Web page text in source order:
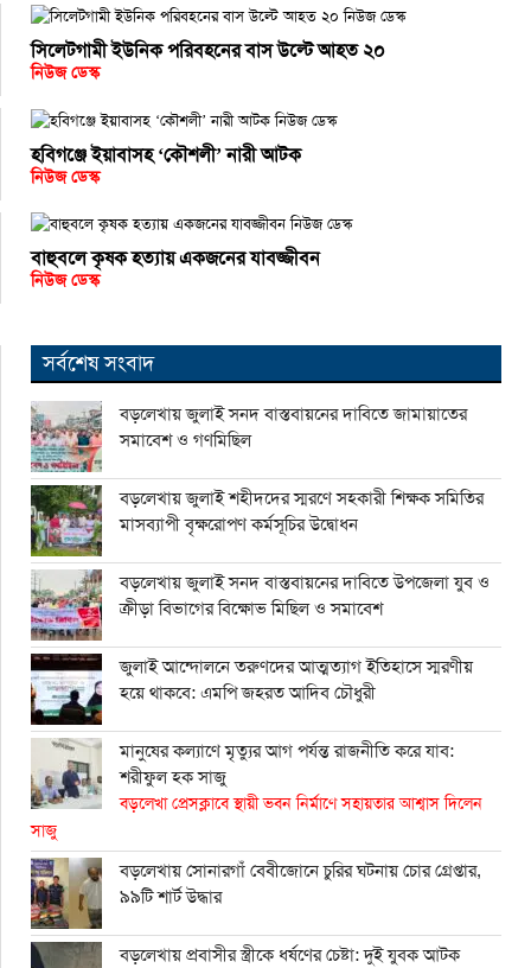
সিলেটগামী ইউনিক পরিবহনের বাস উল্টে আহত ২০
নিউজ ডেস্ক
হবিগঞ্জে ইয়াবাসহ ‘কৌশলী’ নারী আটক
নিউজ ডেস্ক
বাহুবলে কৃষক হত্যায় একজনের যাবজ্জীবন
নিউজ ডেস্ক
সর্বশেষ সংবাদ
বড়লেখায় জুলাই সনদ বাস্তবায়নের দাবিতে জামায়াতের
সমাবেশ ও গণমিছিল
বড়লেখায় জুলাই শহীদদের স্মরণে সহকারী শিক্ষক সমিতির
মাসব্যাপী বৃক্ষরোপণ কর্মসূচির উদ্বোধন
বড়লেখায় জুলাই সনদ বাস্তবায়নের দাবিতে উপজেলা যুব ও
ক্রীড়া বিভাগের বিক্ষোভ মিছিল ও সমাবেশ
জুলাই আন্দোলনে তরুণদের আত্মত্যাগ ইতিহাসে স্মরণীয়
হয়ে থাকবে: এমপি জহরত আদিব চৌধুরী
মানুষের কল্যাণে মৃত্যুর আগ পর্যন্ত রাজনীতি করে যাব:
শরীফুল হক সাজু
বড়লেখা প্রেসক্লাবে স্থায়ী ভবন নির্মাণে সহায়তার আশ্বাস দিলেন
সাজু
বড়লেখায় সোনারগাঁ বেবীজোনে চুরির ঘটনায় চোর গ্রেপ্তার,
৯৯টি শার্ট উদ্ধার
বড়লেখায় প্রবাসীর স্ত্রীকে ধর্ষণের চেষ্টা: দুই যুবক আটক